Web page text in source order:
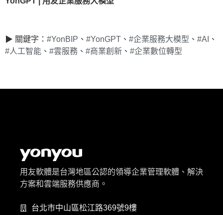
▶ 關鍵字： #YonBIP 、 #YonGPT 、 #企業服務大模型 、 #AI
、
#人工智能 、 #雲服務 、 #商業創新 、 #企業數位轉型
用友軟體是台灣地區公認的領導企業管理軟體、解決
方案和雲端服務供應商。
台北市中山區松江路369號9樓